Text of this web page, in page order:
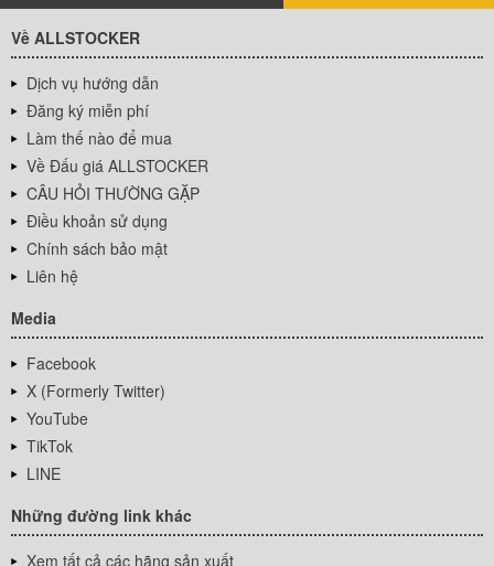
Về ALLSTOCKER
Dịch vụ hướng dẫn
Đăng ký miễn phí
Làm thế nào để mua
Về Đấu giá ALLSTOCKER
CÂU HỎI THƯỜNG GẶP
Điều khoản sử dụng
Chính sách bảo mật
Liên hệ
Media
Facebook
X (Formerly Twitter)
YouTube
TikTok
LINE
Những đường link khác
Xem tất cả các hãng sản xuất